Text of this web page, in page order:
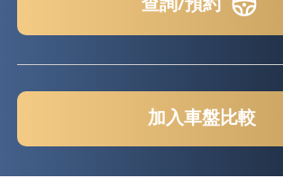
查詢/預約
加入車盤比較